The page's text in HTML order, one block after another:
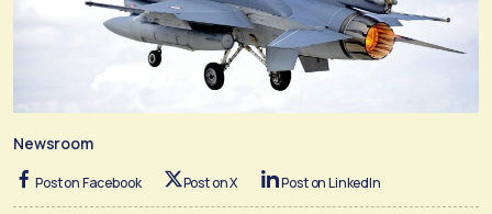
Newsroom
Post on Facebook Post on X Post on LinkedIn